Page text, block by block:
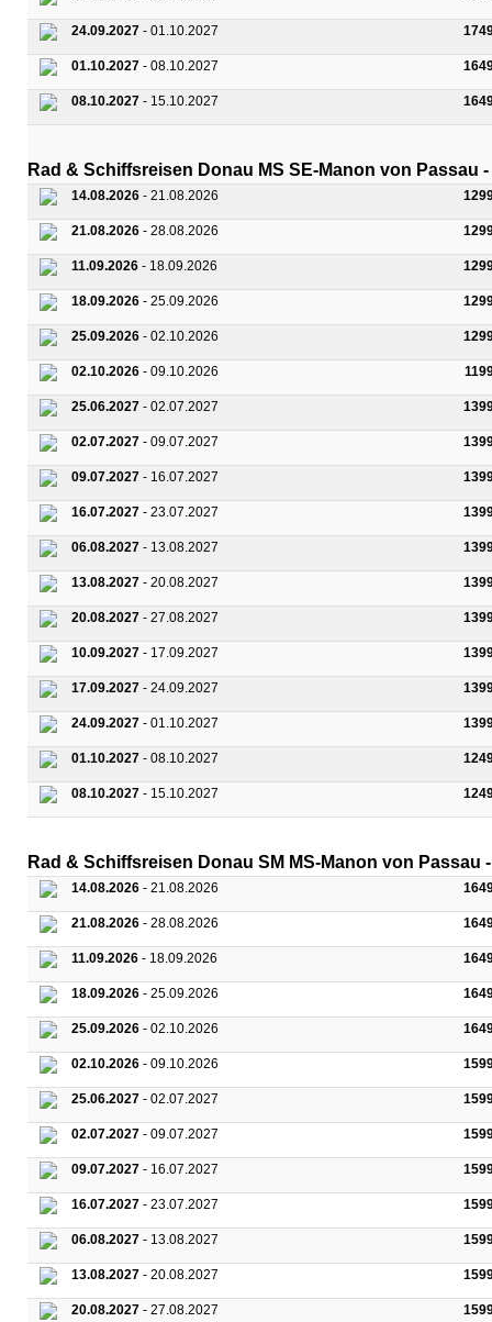
24.09.2027 - 01.10.2027
01.10.2027 - 08.10.2027
08.10.2027 - 15.10.2027
Rad & Schiffsreisen Donau MS SE-Manon von Passau
14.08.2026 - 21.08.2026
21.08.2026 - 28.08.2026
11.09.2026 - 18.09.2026
18.09.2026 - 25.09.2026
25.09.2026 - 02.10.2026
02.10.2026 - 09.10.2026
25.06.2027 - 02.07.2027
02.07.2027 - 09.07.2027
09.07.2027 - 16.07.2027
16.07.2027 - 23.07.2027
06.08.2027 - 13.08.2027
13.08.2027 - 20.08.2027
20.08.2027 - 27.08.2027
10.09.2027 - 17.09.2027
17.09.2027 - 24.09.2027
24.09.2027 - 01.10.2027
01.10.2027 - 08.10.2027
08.10.2027 - 15.10.2027
Rad & Schiffsreisen Donau SM MS-Manon von
14.08.2026 - 21.08.2026
21.08.2026 - 28.08.2026
11.09.2026 - 18.09.2026
18.09.2026 - 25.09.2026
25.09.2026 - 02.10.2026
02.10.2026 - 09.10.2026
25.06.2027 - 02.07.2027
02.07.2027 - 09.07.2027
09.07.2027 - 16.07.2027
16.07.2027 - 23.07.2027
06.08.2027 - 13.08.2027
13.08.2027 - 20.08.2027
20.08.2027 - 27.08.2027